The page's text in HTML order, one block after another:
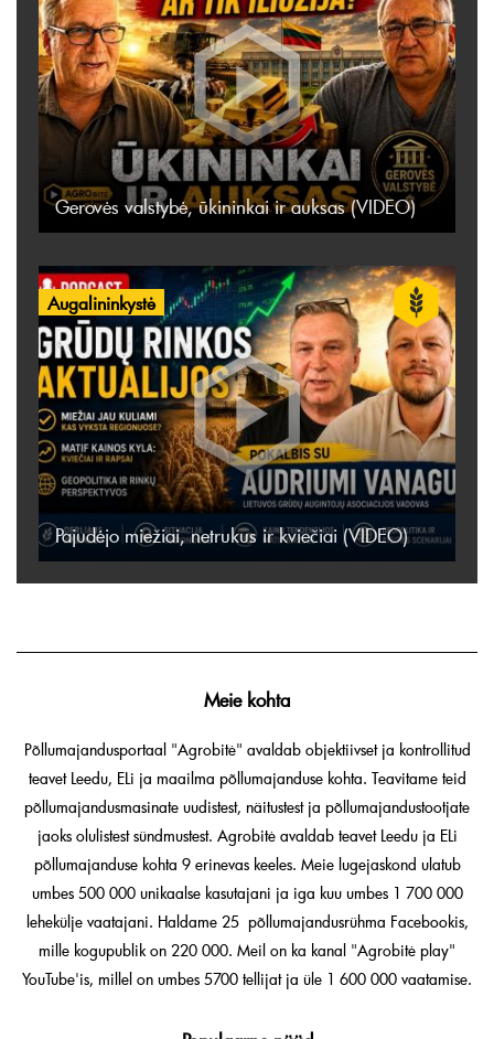
Gerovės valstybė, ūkininkai ir auksas (VIDEO)
Augalininkystė
Pajudėjo miežiai, netrukus ir kviečiai (VIDEO)
Meie kohta
Põllumajandusportaal "Agrobitė" avaldab objektiivset ja kontrollitud
teavet Leedu, ELi ja maailma põllumajanduse kohta. Teavitame teid
põllumajandusmasinate uudistest, näitustest ja põllumajandustootjate
jaoks olulistest sündmustest. Agrobitė avaldab teavet Leedu ja ELi
põllumajanduse kohta 9 erinevas keeles. Meie lugejaskond ulatub
umbes 500 000 unikaalse kasutajani ja iga kuu umbes 1 700 000
lehekülje vaatajani. Haldame 25 põllumajandusrühma Facebookis,
mille kogupublik on 220 000. Meil on ka kanal "Agrobitė play"
YouTube'is, millel on umbes 5700 tellijat ja üle 1 600 000 vaatamise.